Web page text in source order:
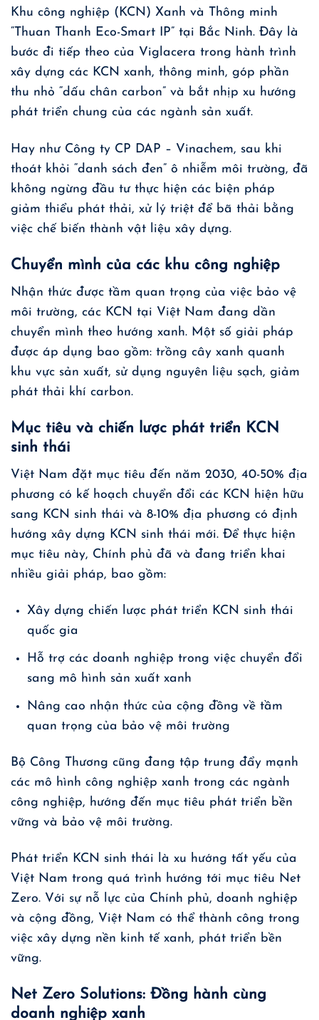
Khu công nghiệp (KCN) Xanh và Thông minh
“Thuan Thanh Eco-Smart IP” tại Bắc Ninh. Đây là
bước đi tiếp theo của Viglacera trong hành trình
xây dựng các KCN xanh, thông minh, góp phần
thu nhỏ “dấu chân carbon” và bắt nhịp xu hướng
phát triển chung của các ngành sản xuất.
Hay như Công ty CP DAP – Vinachem, sau khi
thoát khỏi “danh sách đen” ô nhiễm môi trường, đã
không ngừng đầu tư thực hiện các biện pháp
giảm thiểu phát thải, xử lý triệt để bã thải bằng
việc chế biến thành vật liệu xây dựng.
Chuyển mình của các khu công nghiệp
Nhận thức được tầm quan trọng của việc bảo vệ
môi trường, các KCN tại Việt Nam đang dần
chuyển mình theo hướng xanh. Một số giải pháp
được áp dụng bao gồm: trồng cây xanh quanh
khu vực sản xuất, sử dụng nguyên liệu sạch, giảm
phát thải khí carbon.
Mục tiêu và chiến lược phát triển KCN
sinh thái
Việt Nam đặt mục tiêu đến năm 2030, 40-50% địa
phương có kế hoạch chuyển đổi các KCN hiện hữu
sang KCN sinh thái và 8-10% địa phương có định
hướng xây dựng KCN sinh thái mới. Để thực hiện
mục tiêu này, Chính phủ đã và đang triển khai
nhiều giải pháp, bao gồm:
Xây dựng chiến lược phát triển KCN sinh thái
quốc gia
Hỗ trợ các doanh nghiệp trong việc chuyển đổi
sang mô hình sản xuất xanh
Nâng cao nhận thức của cộng đồng về tầm
quan trọng của bảo vệ môi trường
Bộ Công Thương cũng đang tập trung đẩy mạnh
các mô hình công nghiệp xanh trong các ngành
công nghiệp, hướng đến mục tiêu phát triển bền
vững và bảo vệ môi trường.
Phát triển KCN sinh thái là xu hướng tất yếu của
Việt Nam trong quá trình hướng tới mục tiêu Net
Zero. Với sự nỗ lực của Chính phủ, doanh nghiệp
và cộng đồng, Việt Nam có thể thành công trong
việc xây dựng nền kinh tế xanh, phát triển bền
vững.
Net Zero Solutions: Đồng hành cùng
doanh nghiệp xanh